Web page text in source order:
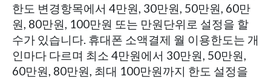
한도 변경항목에서 4만원, 30만원, 50만원, 60만
원, 80만원, 100만원 또는 만원단위로 설정을 할
수가 있습니다. 휴대폰 소액결제 월 이용한도는 개
인마다 다르며 최소 4만원에서 30만원, 50만원,
60만원, 80만원, 최대 100만원까지 한도 설정을